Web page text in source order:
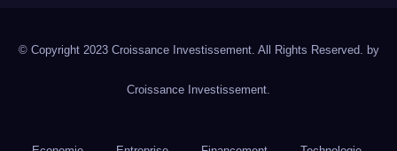
© Copyright 2023 Croissance Investissement. All Rights Reserved. by
Croissance Investissement.